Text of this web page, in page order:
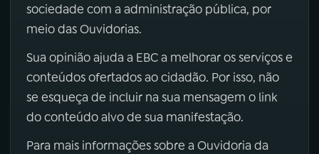
sociedade com a administração pública, por
meio das Ouvidorias.
Sua opinião ajuda a EBC a melhorar os serviços e
conteúdos ofertados ao cidadão. Por isso, não
se esqueça de incluir na sua mensagem o link
do conteúdo alvo de sua manifestação.
Para mais informações sobre a Ouvidoria da